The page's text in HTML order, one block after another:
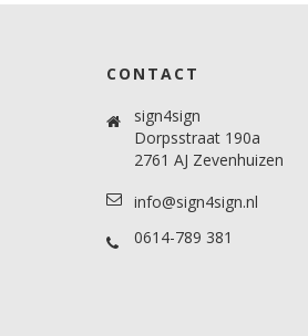
CONTACT
sign4sign
Dorpsstraat 190a
2761 AJ Zevenhuizen
info@sign4sign.nl
0614-789 381